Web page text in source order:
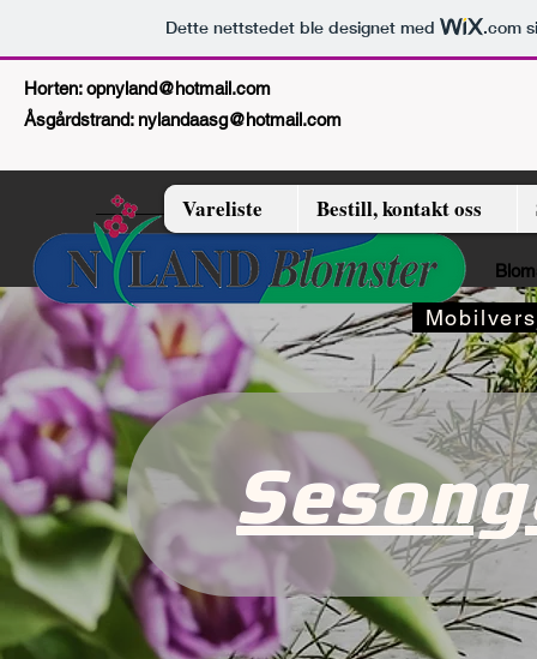
Dette nettstedet ble designet med .com
Horten:opnyland@hotmail.com
Åsgårdstrand: nylandaasg@hotmail.com
Vareliste Bestill, kontakt oss